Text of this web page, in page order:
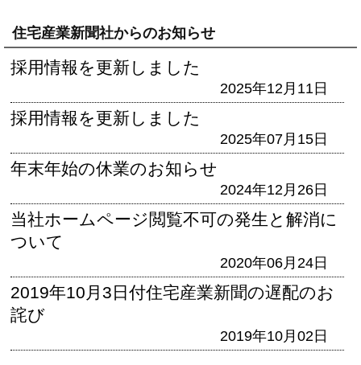
住宅産業新聞社からのお知らせ
採用情報を更新しました
2025年12月11日
採用情報を更新しました
2025年07月15日
年末年始の休業のお知らせ
2024年12月26日
当社ホームページ閲覧不可の発生と解消に
ついて
2020年06月24日
2019年10月3日付住宅産業新聞の遅配のお
詫び
2019年10月02日